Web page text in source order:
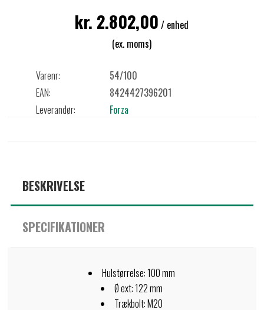
kr. 2.802,00 / enhed
(ex. moms)
Varenr:
54/100
EAN:
8424427396201
Leverandør:
Forza
BESKRIVELSE
SPECIFIKATIONER
Hulstørrelse: 100 mm
Ø ext: 122 mm
Trækbolt: M20